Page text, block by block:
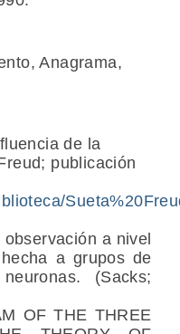
, Anagrama,
de la
; publicación
Sueta
a nivel
a grupos de
(Sacks;
OF THE THREE